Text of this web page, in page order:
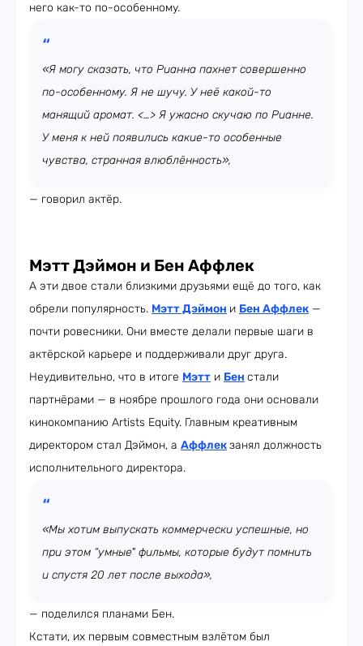
него как-то по-особенному.
«Я могу сказать, что Рианна пахнет совершенно
по-особенному. Я не шучу. У неё какой-то
манящий аромат. <…> Я ужасно скучаю по Рианне.
У меня к ней появились какие-то особенные
чувства, странная влюблённость»,
— говорил актёр.
Мэтт Дэймон и Бен Аффлек
А эти двое стали близкими друзьями ещё до того, как
обрели популярность. Мэтт Дэймон и Бен Аффлек —
почти ровесники. Они вместе делали первые шаги в
актёрской карьере и поддерживали друг друга.
Неудивительно, что в итоге Мэтт и Бен стали
партнёрами — в ноябре прошлого года они основали
кинокомпанию Artists Equity. Главным креативным
директором стал Дэймон, а Аффлекзанял должность
исполнительного директора.
«Мы хотим выпускать коммерчески успешные, но
при этом “умные" фильмы, которые будут помнить
и спустя 20 лет после выхода»,
— поделился планами Бен.
Кстати, их первым совместным взлётом был